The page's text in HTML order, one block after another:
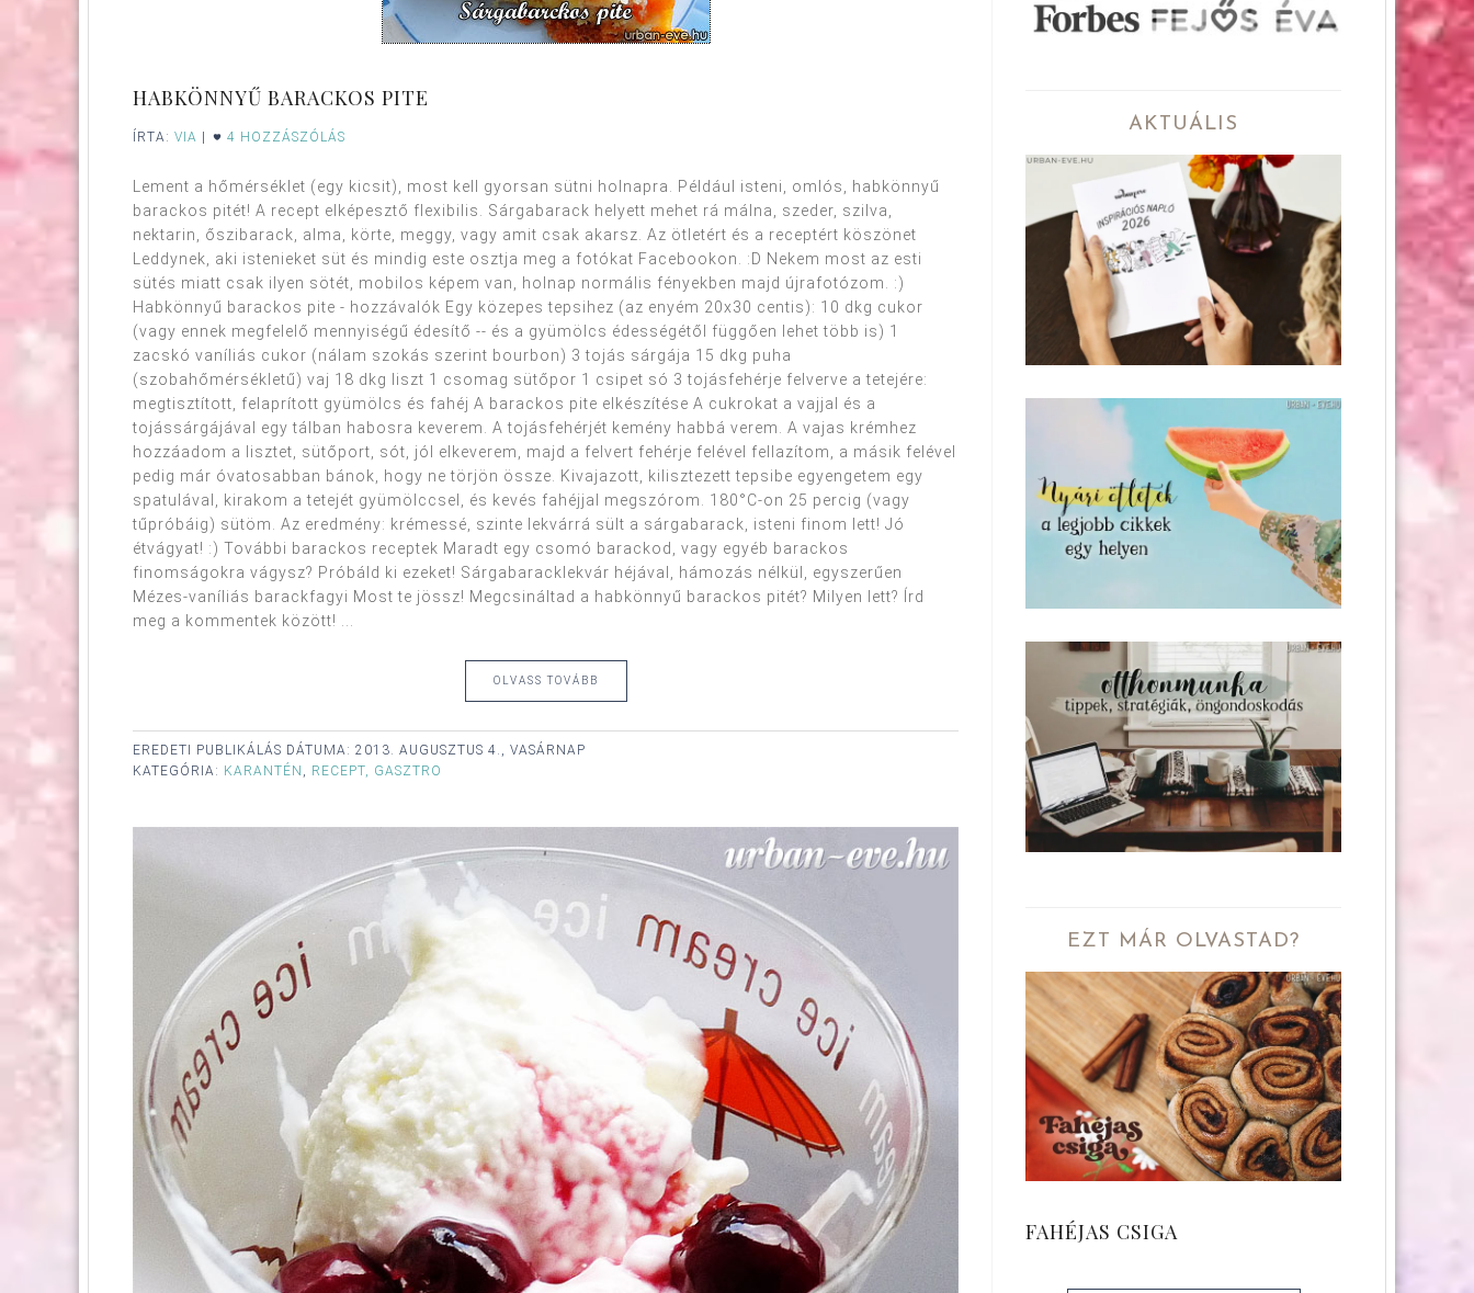
HABKÖNNYŰ BARACKOS PITE
ÍRTA: VIA 4 HOZZÁSZÓLÁS
Lement a hőmérséklet (egy kicsit), most kell gyorsan sütni holnapra. Például isteni, omlós, habkönnyű
barackos pitét! A recept elképesztő flexibilis. Sárgabarack helyett mehet rá málna, szeder, szilva,
nektarin, őszibarack, alma, körte, meggy, vagy amit csak akarsz. Az ötletért és a receptért köszönet
Leddynek, aki istenieket süt és mindig este osztja meg a fotókat Facebookon. :D Nekem most az esti
sütés miatt csak ilyen sötét, mobilos képem van, holnap normális fényekben majd újrafotózom. :)
Habkönnyű barackos pite - hozzávalók Egy közepes tepsihez (az enyém 20x30 centis): 10 dkg cukor
(vagy ennek megfelelő mennyiségű édesítő -- és a gyümölcs édességétől függően lehet több is) 1
zacskó vaníliás cukor (nálam szokás szerint bourbon) 3 tojás sárgája 15 dkg puha
(szobahőmérsékletű) vaj 18 dkg liszt 1 csomag sütőpor 1 csipet só 3 tojásfehérje felverve a tetejére:
megtisztított, felaprított gyümölcs és fahéj A barackos pite elkészítése A cukrokat a vajjal és a
tojássárgájával egy tálban habosra keverem. A tojásfehérjét kemény habbá verem. A vajas krémhez
hozzáadom a lisztet, sütőport, sót, jól elkeverem, majd a felvert fehérje felével fellazítom, a másik felével
pedig már óvatosabban bánok, hogy ne törjön össze. Kivajazott, kilisztezett tepsibe egyengetem egy
spatulával, kirakom a tetejét gyümölccsel, és kevés fahéjjal megszórom. 180°C-on 25 percig (vagy
tűpróbáig) sütöm. Az eredmény: krémessé, szinte lekvárrá sült a sárgabarack, isteni finom lett! Jó
étvágyat! :) További barackos receptek Maradt egy csomó barackod, vagy egyéb barackos
finomságokra vágysz? Próbáld ki ezeket! Sárgabaracklekvár héjával, hámozás nélkül, egyszerűen
Mézes-vaníliás barackfagyi Most te jössz! Megcsináltad a habkönnyű barackos pitét? Milyen lett? Írd
meg a kommentek között! ...
OLVASS TOVÁBB
EREDETI PUBLIKÁLÁS DÁTUMA: 2013. AUGUSZTUS 4., VASÁRNAP
KATEGÓRIA: KARANTÉN , RECEPT, GASZTRO
AKTUÁLIS
EZT MÁR OLVASTAD?
FAHÉJAS CSIGA